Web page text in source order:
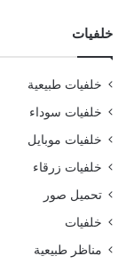
خلفيات
خلفيات طبيعية
خلفيات سوداء
خلفيات موبايل
خلفيات زرقاء
تحميل صور
خلفيات
مناظر طبيعية